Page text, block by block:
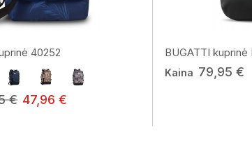
40252
€ 47,96 €
BUGATTI
Kaina 79,95 €